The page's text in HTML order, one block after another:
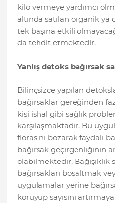
kilo vermeye yardımcı
altında satılan organik
tek başına etkili
da tehdit etmektedir.
Yanlış detoks bağırsak
Bilinçsizce yapılan
bağırsaklar gereğinden
kişi ishal gibi sağlık
karşılaşmaktadır. Bu
florasını bozarak faydalı
bağırsak geçirgenliğinin
olabilmektedir.
bağırsakları boşaltmak
uygulamalar yerine
koruyup sayısını